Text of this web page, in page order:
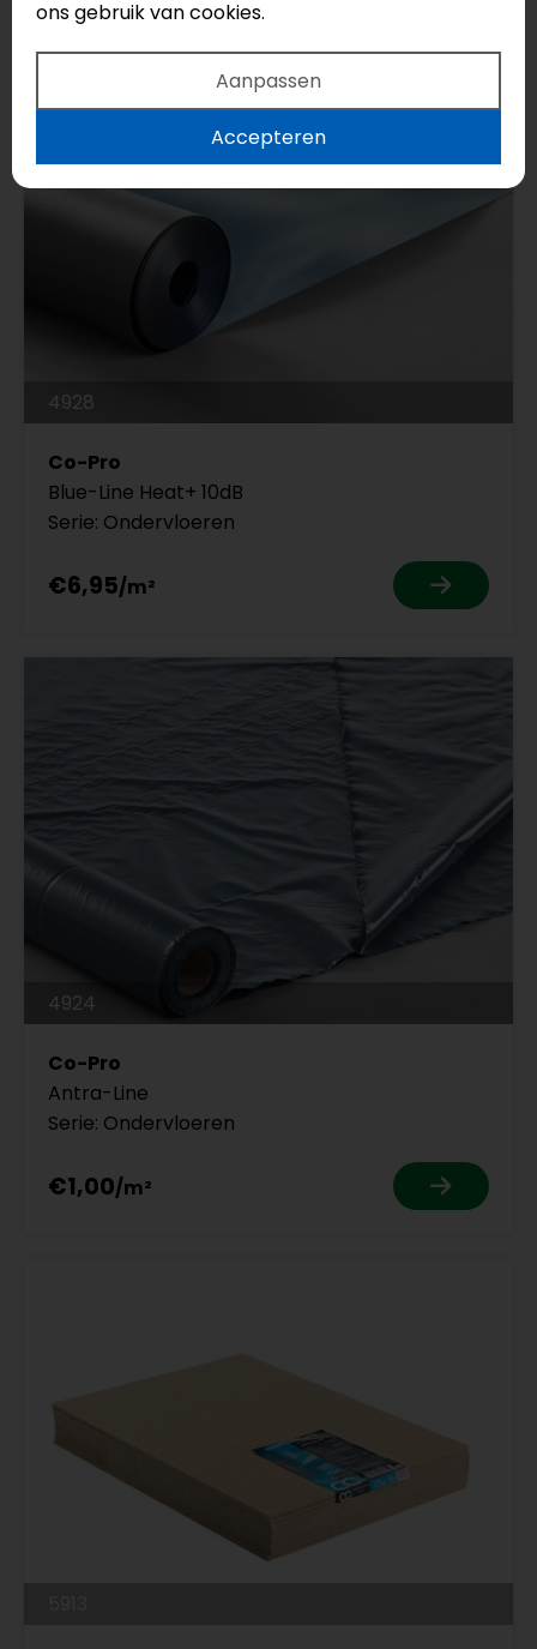
4928
Co-Pro
Blue-Line Heat+ 10dB
Serie: Ondervloeren
€6,95
4924
Co-Pro
Antra-Line
Serie: Ondervloeren
€1,00
ons gebruik van cookies.
Aanpassen
Accepteren